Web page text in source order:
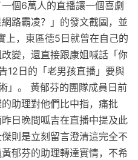
個6萬人的直播讓一個喜劇
路霸凌？」的發文截圖，並
上，東區德5日就曾在自己的
變，還直接跟康姐喊話「你
12日的「老男孩直播」要與
」。 黃郁芬的團隊成員日前
助理對他們比中指，痛批
日晚間呱吉在直播中提及此
則是立刻留言澄清這完全不
郁芬的助理轉達實情，不希